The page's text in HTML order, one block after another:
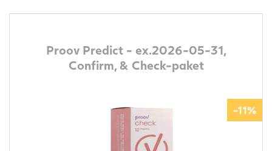
Proov Predict - ex.2026-05-31,
Confirm, & Check-paket
-11%